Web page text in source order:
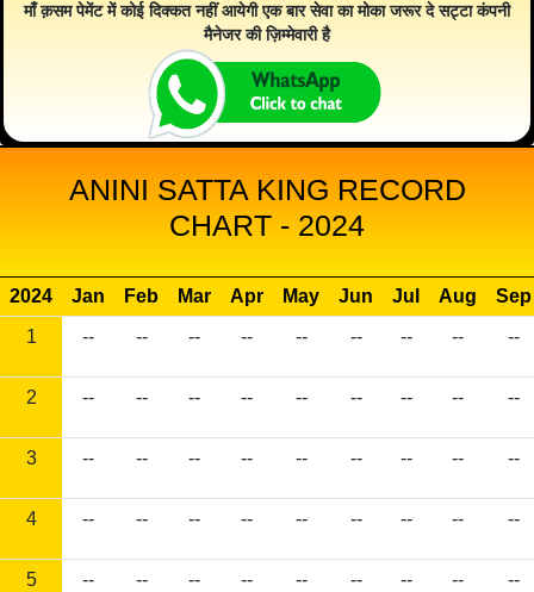
माँ क़सम पेमेंट में कोई दिक्कत नहीं आयेगी एक बार सेवा का मोका जरूर दे सट्टा कंपनी
मैनेजर की ज़िम्मेवारी है
ANINI SATTA KING RECORD
CHART - 2024
2024 Jan Feb Mar Apr May Jun Jul Aug
Sep
1
-- -- -- -- -- -- -- -- --
2 -- -- -- -- -- -- -- -- --
3 -- -- -- -- -- -- -- -- --
4 -- -- -- -- -- -- -- -- --
5 -- -- -- -- -- -- -- -- --